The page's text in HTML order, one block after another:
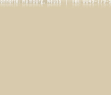
Alle Bilder,